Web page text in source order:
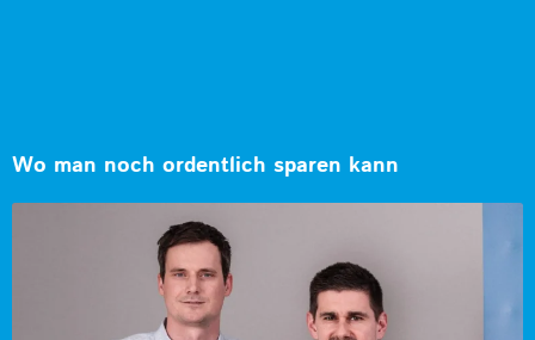
Wo man noch ordentlich sparen kann